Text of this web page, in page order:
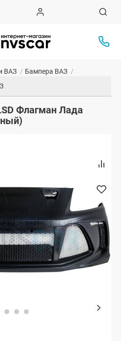
ВАЗ / Бампера ВАЗ /
Флагман Лада